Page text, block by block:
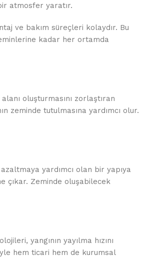
atmosfer yaratır.
ve bakım süreçleri kolaydır. Bu
kadar her ortamda
oluşturmasını zorlaştıran
zeminde tutulmasına yardımcı olur.
yardımcı olan bir yapıya
çıkar. Zeminde oluşabilecek
yangının yayılma hızını
hem ticari hem de kurumsal